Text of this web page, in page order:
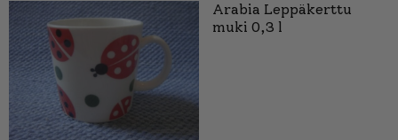
Arabia Leppäkerttu
muki 0,3 l